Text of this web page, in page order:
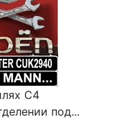
С4
под...